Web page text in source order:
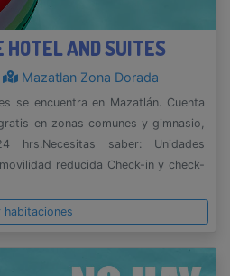
HOTEL AND SUITES
Mazatlan Zona Dorada
se encuentra en Mazatlán. Cuenta
en zonas comunes y gimnasio,
hrs.Necesitas saber: Unidades
reducida Check-in y check-
habitaciones